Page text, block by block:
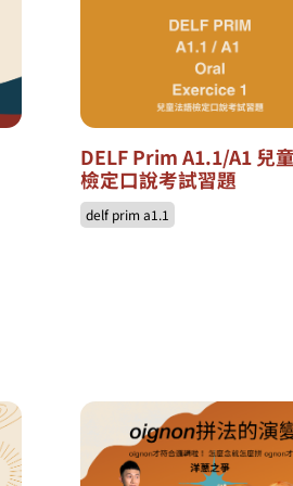
DELF Prim A1.1/A1 兒
檢定口說考試習題
delf prim a1.1